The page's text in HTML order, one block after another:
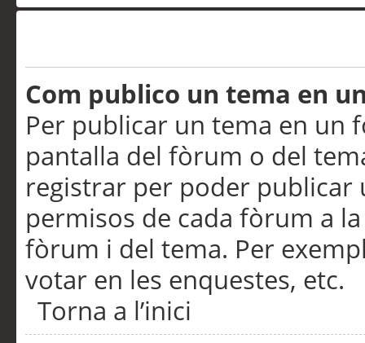
Com publico un tema en
Per publicar un tema en un
pantalla del fòrum o del
registrar per poder publicar
permisos de cada fòrum a
fòrum i del tema. Per
votar en les enquestes, etc.
Torna a l’inici